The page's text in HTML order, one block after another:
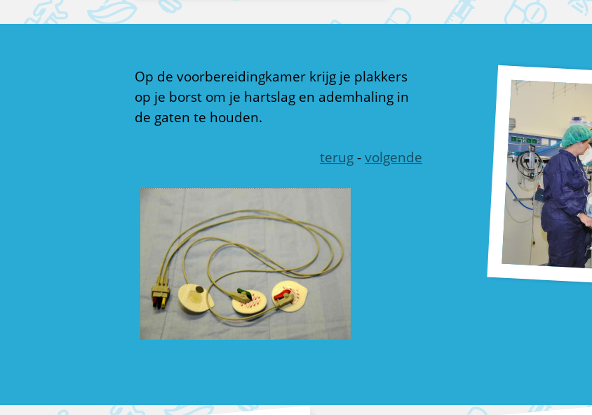
Op de voorbereidingkamer krijg je plakkers
op je borst om je hartslag en ademhaling in
de gaten te houden.
terug - volgende